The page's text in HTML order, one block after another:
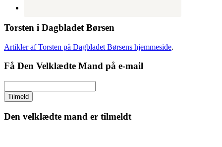
Torsten i Dagbladet Børsen
Artikler af Torsten på Dagbladet Børsens hjemmeside.
Få Den Velklædte Mand på e-mail
Den velklædte mand er tilmeldt